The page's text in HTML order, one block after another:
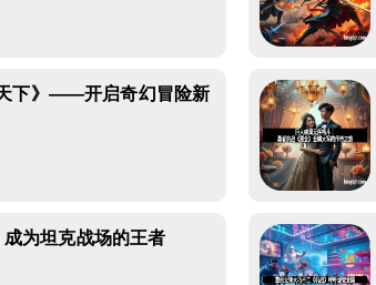
下》——开启奇幻冒险新
为坦克战场的王者